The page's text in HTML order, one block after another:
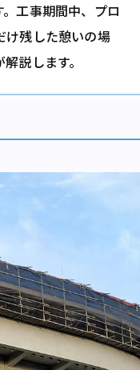
工事期間中、プロ
け残した憩いの場
説します。